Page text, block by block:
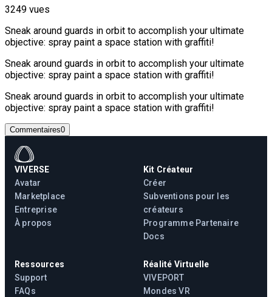
3249 vues
Sneak around guards in orbit to accomplish your ultimate
objective: spray paint a space station with graffiti!
Sneak around guards in orbit to accomplish your ultimate
objective: spray paint a space station with graffiti!
Sneak around guards in orbit to accomplish your ultimate
objective: spray paint a space station with graffiti!
Commentaires0
VIVERSE
Avatar
Marketplace
Entreprise
À propos
Kit Créateur
Créer
Subventions pour les
créateurs
Programme Partenaire
Docs
Ressources
Support
FAQs
Réalité Virtuelle
VIVEPORT
Mondes VR